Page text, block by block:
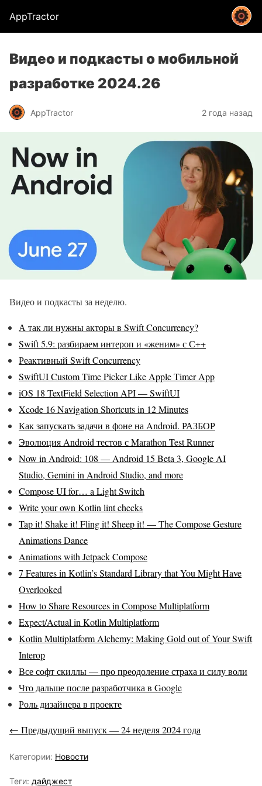
AppTractor
Видео и подкасты о мобильной
разработке 2024.26
AppTractor 2 года назад
Видео и подкасты за неделю.
А так ли нужны акторы в Swift Concurrency?
Swift 5.9: разбираем интероп и «женим» с С++
Реактивный Swift Concurrency
SwiftUI Custom Time Picker Like Apple Timer App
iOS 18 TextField Selection API — SwiftUI
Xcode 16 Navigation Shortcuts in 12 Minutes
Как запускать задачи в фоне на Android. РАЗБОР
Эволюция Android тестов с Marathon Test Runner
Now in Android: 108 — Android 15 Beta 3, Google AI
Studio, Gemini in Android Studio, and more
Compose UI for… a Light Switch
Write your own Kotlin lint checks
Tap it! Shake it! Fling it! Sheep it! — The Compose Gesture
Animations Dance
Animations with Jetpack Compose
7 Features in Kotlin’s Standard Library that You Might Have
Overlooked
How to Share Resources in Compose Multiplatform
Expect/Actual in Kotlin Multiplatform
Kotlin Multiplatform Alchemy: Making Gold out of Your Swift
Interop
Все софт скиллы — про преодоление страха и силу воли
Что дальше после разработчика в Google
Роль дизайнера в проекте
← Предыдущий выпуск — 24 неделя 2024 года
Категории: Новости
Теги: дайджест